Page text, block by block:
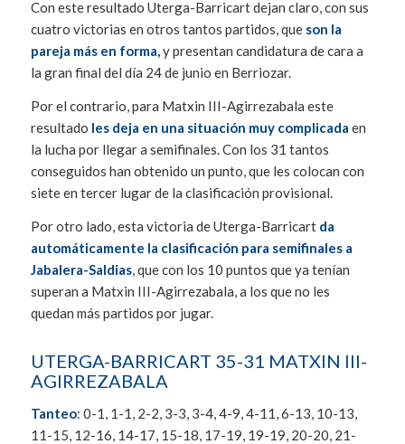
Con este resultado Uterga-Barricart dejan claro, con sus
cuatro victorias en otros tantos partidos, que son la
pareja más en forma,y presentan candidatura de cara a
la gran final del día 24 de junio en Berriozar.
Por el contrario, para Matxin III-Agirrezabala este
resultado les deja en una situación muy complicada en
la lucha por llegar a semifinales. Con los 31 tantos
conseguidos han obtenido un punto, que les colocan con
siete en tercer lugar de la clasificación provisional.
Por otro lado, esta victoria de Uterga-Barricart da
automáticamente la clasificación para semifinales a
Jabalera-Saldias, que con los 10 puntos que ya tenían
superan a Matxin III-Agirrezabala, a los que no les
quedan más partidos por jugar.
UTERGA-BARRICART 35-31 MATXIN III-
AGIRREZABALA
Tanteo: 0-1, 1-1, 2-2, 3-3, 3-4, 4-9, 4-11, 6-13, 10-13,
11-15, 12-16, 14-17, 15-18, 17-19, 19-19, 20-20, 21-